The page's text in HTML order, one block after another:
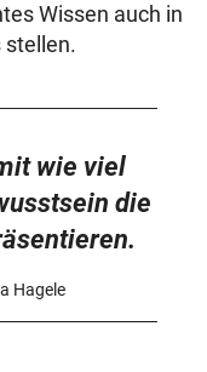
Wissen auch in
stellen.
wie viel
die
Hagele